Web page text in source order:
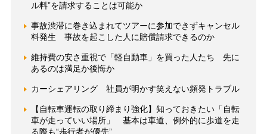
ル料”を請求することは可能か
事故渋滞に巻き込まれてツアーに参加できずキャンセル
料発生 事故を起こした人に賠償請求できるのか
維持費の安さ重視で「軽自動車」を買った人たち 先に
あるのは満足か後悔か
カーシェアリング 社員が明かす笑えない頻発トラブル
【自転車運転の取り締まり強化】知っておきたい「自転
車が走っていい場所」 基本は車道、例外的に歩道を走
る際も“歩行者が優先”